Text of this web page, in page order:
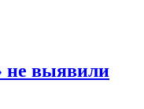
не выявили